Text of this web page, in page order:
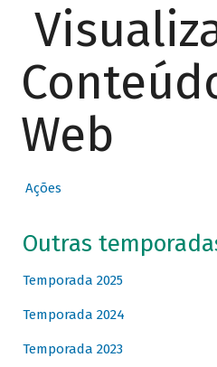
Web
Ações
Outras
Temporada 2025
Temporada 2024
Temporada 2023